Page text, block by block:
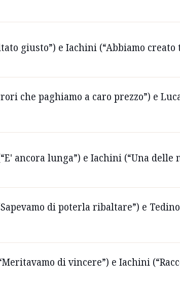
giusto”) e Iachini (“Abbiamo creato
che paghiamo a caro prezzo”) e
ancora lunga”) e Iachini (“Una
di poterla ribaltare”) e
di vincere”) e Iachini